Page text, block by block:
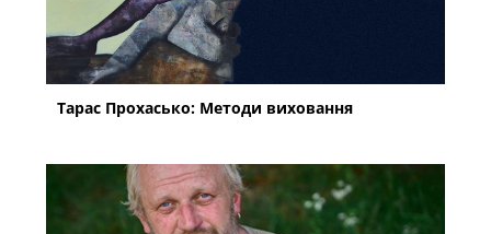
Тарас Прохасько: Методи виховання